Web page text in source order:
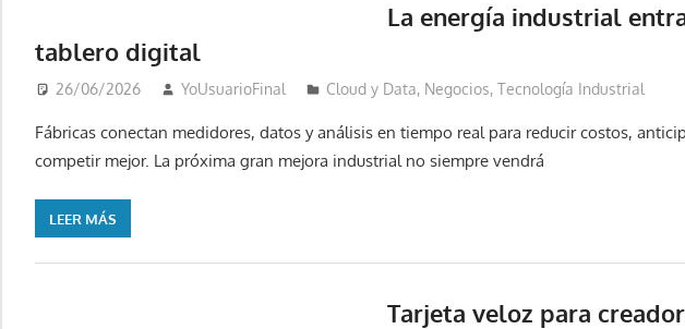
La energía industrial
tablero digital
26/06/2026 YoUsuarioFinal Cloud y Data, Negocios, Tecnología Industrial
Fábricas conectan medidores, datos y análisis en tiempo real para reducir costos,
competir mejor. La próxima gran mejora industrial no siempre vendrá
LEER MÁS
Tarjeta veloz para